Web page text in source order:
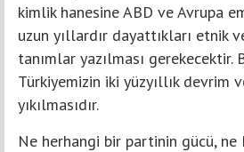
kimlik hanesine ABD ve Avrupa
uzun yıllardır dayattıkları etnik
tanımlar yazılması gerekecektir.
Türkiyemizin iki yüzyıllık devrim
yıkılmasıdır.
Ne herhangi bir partinin gücü, ne